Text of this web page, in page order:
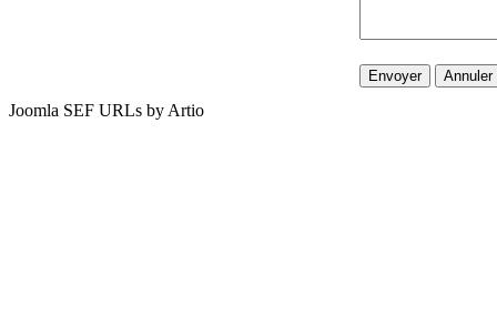
Envoyer Annuler
Joomla SEF URLs by Artio